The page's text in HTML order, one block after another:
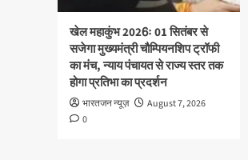
खेल महाकुंभ 2026ः 01 सितंबर से
सजेगा मुख्यमंत्री चौम्पियनशिप ट्रॉफी
का मंच, न्याय पंचायत से राज्य स्तर तक
होगा प्रतिभा का प्रदर्शन
भारतजन न्यूज़
August 7, 2026
0